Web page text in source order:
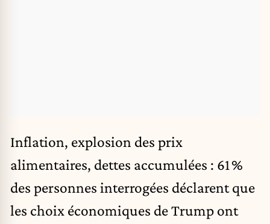
Inflation, explosion des prix
alimentaires, dettes accumulées : 61 %
des personnes interrogées déclarent que
les choix économiques de Trump ont